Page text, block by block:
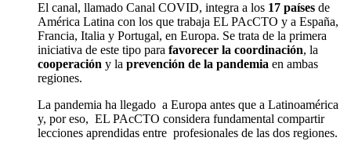
El canal, llamado Canal COVID, integra a los 17 países de
América Latina con los que trabaja EL PAcCTO y a España,
Francia, Italia y Portugal, en Europa. Se trata de la primera
iniciativa de este tipo para favorecer la coordinación, la
cooperación y la prevención de la pandemia en ambas
regiones.
La pandemia ha llegado a Europa antes que a Latinoamérica
y, por eso, EL PAcCTO considera fundamental compartir
lecciones aprendidas entre profesionales de las dos regiones.